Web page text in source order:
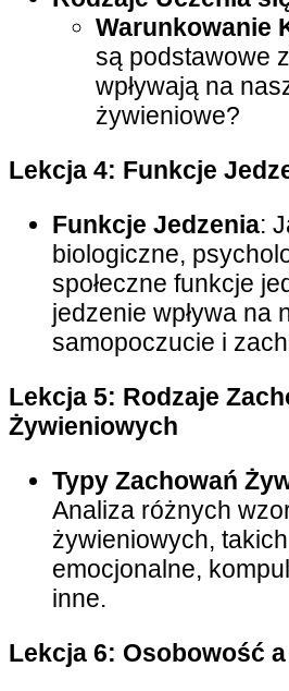
Warunkowanie
są podstawowe
wpływają na
żywieniowe?
Lekcja 4: Funkcje
Funkcje Jedzenia:
biologiczne,
społeczne funkcje
jedzenie wpływa na
samopoczucie i
Lekcja 5: Rodzaje
Żywieniowych
Typy Zachowań
Analiza różnych
żywieniowych,
emocjonalne,
inne.
Lekcja 6: Osobowość